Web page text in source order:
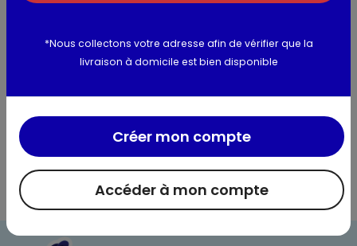
Informations complémentaires
*Nous collectons votre adresse afin de vérifier que la
livraison à domicile est bien disponible
Accéder à mon compte
Créer mon compte